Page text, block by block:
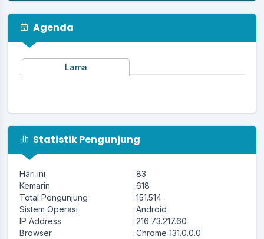
Agenda
Lama
Statistik Pengunjung
Hari ini :83
Kemarin
:618
Total Pengunjung
:151.514
Sistem Operasi
:Android
IP Address
:216.73.217.60
Browser
:Chrome 131.0.0.0